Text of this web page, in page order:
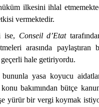
ilkesini ihlal
vermektedir.
ise, Conseil d’Etat
arasında paylaştıran
geçerli hale getiriyordu.
yasa koyucu
bakımından bütçe
yürür bir vergi koymak